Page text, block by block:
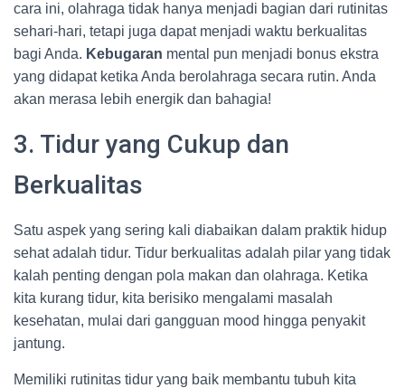
cara ini, olahraga tidak hanya menjadi bagian dari rutinitas
sehari-hari, tetapi juga dapat menjadi waktu berkualitas
bagi Anda. Kebugaran mental pun menjadi bonus ekstra
yang didapat ketika Anda berolahraga secara rutin. Anda
akan merasa lebih energik dan bahagia!
3. Tidur yang Cukup dan
Berkualitas
Satu aspek yang sering kali diabaikan dalam praktik hidup
sehat adalah tidur. Tidur berkualitas adalah pilar yang tidak
kalah penting dengan pola makan dan olahraga. Ketika
kita kurang tidur, kita berisiko mengalami masalah
kesehatan, mulai dari gangguan mood hingga penyakit
jantung.
Memiliki rutinitas tidur yang baik membantu tubuh kita